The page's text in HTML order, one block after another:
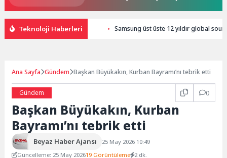
Teknoloji Haberleri Samsung üst üste 12 yıldır global
Ana Sayfa Gündem Başkan Büyükakın, Kurban Bayramı’nı tebrik etti
Gündem 0
Başkan Büyükakın, Kurban
Bayramı’nı tebrik etti
Beyaz Haber Ajansı
25 May 2026 10:49
Güncelleme: 25 May 202619 Görüntüleme 2 dk.